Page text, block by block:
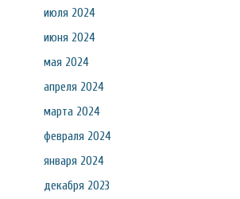
июля 2024
июня 2024
мая 2024
апреля 2024
марта 2024
февраля 2024
января 2024
декабря 2023